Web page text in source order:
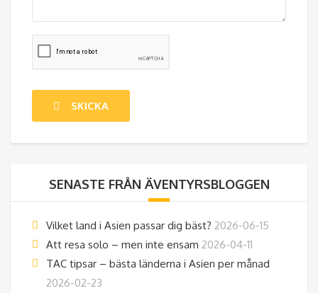
SENASTE FRÅN ÄVENTYRSBLOGGEN
Vilket land i Asien passar dig bäst? 2026-06-15
Att resa solo – men inte ensam 2026-04-11
TAC tipsar – bästa länderna i Asien per månad
2026-02-23